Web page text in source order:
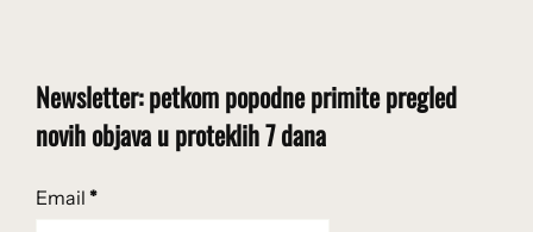
Newsletter: petkom popodne primite pregled
novih objava u proteklih 7 dana
Email *